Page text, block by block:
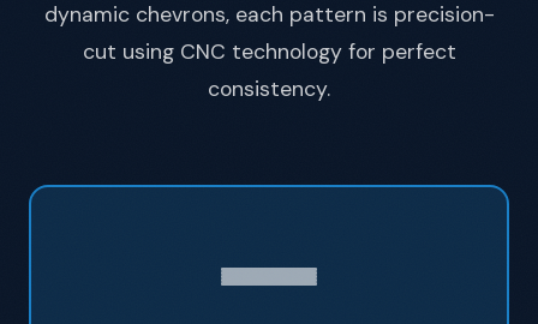
dynamic chevrons, each pattern is precision-
cut using CNC technology for perfect
consistency.